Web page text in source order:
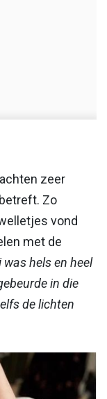
zeer
Zo
vond
met de
was hels en heel
in die
de lichten